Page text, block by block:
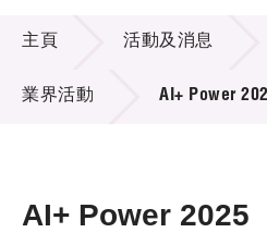
技術商品化
項目及資助計劃
活動及消息
活動及消息
主頁 活動及消息
業界活動 AI+ Power
AI+ Power 2025